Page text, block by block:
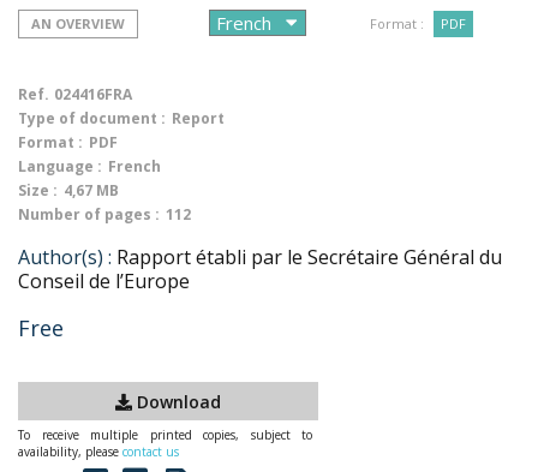
AN OVERVIEW Format : PDF
Ref. 024416FRA
Type of document : Report
Format : PDF
Language : French
Size : 4,67 MB
Number of pages : 112
Author(s) : Rapport établi par le Secrétaire Général du
Conseil de l’Europe
Free
Download
To receive multiple printed copies, subject to
availability, please contact us